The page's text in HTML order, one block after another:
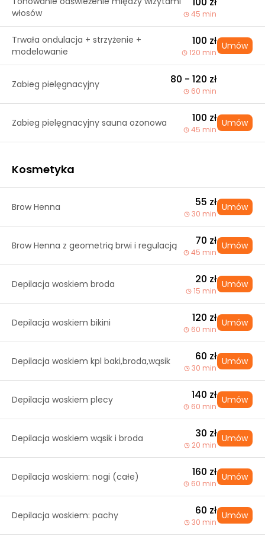
włosów
45 min
Trwała ondulacja + strzyżenie +
modelowanie
100 zł
120 min
Umów
Zabieg pielęgnacyjny 80 - 120 zł
60 min
Zabieg pielęgnacyjny sauna ozonowa 100 zł
45 min
Umów
Kosmetyka
Brow Henna 55 zł
30 min
Umów
Brow Henna z geometrią brwi i regulacją 70 zł
45 min
Umów
Depilacja woskiem broda 20 zł
15 min
Umów
Depilacja woskiem bikini 120 zł
60 min
Umów
Depilacja woskiem kpl baki,broda,wąsik 60 zł
30 min
Umów
Depilacja woskiem plecy 140 zł
60 min
Umów
Depilacja woskiem wąsik i broda 30 zł
20 min
Umów
Depilacja woskiem: nogi (całe) 160 zł
60 min
Umów
Depilacja woskiem: pachy 60 zł
30 min
Umów